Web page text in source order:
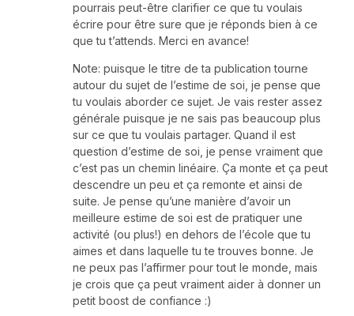
pourrais peut-être clarifier ce que tu voulais
écrire pour être sure que je réponds bien à ce
que tu t’attends. Merci en avance!
Note: puisque le titre de ta publication tourne
autour du sujet de l’estime de soi, je pense que
tu voulais aborder ce sujet. Je vais rester assez
générale puisque je ne sais pas beaucoup plus
sur ce que tu voulais partager. Quand il est
question d’estime de soi, je pense vraiment que
c’est pas un chemin linéaire. Ça monte et ça peut
descendre un peu et ça remonte et ainsi de
suite. Je pense qu’une manière d’avoir un
meilleure estime de soi est de pratiquer une
activité (ou plus!) en dehors de l’école que tu
aimes et dans laquelle tu te trouves bonne. Je
ne peux pas l’affirmer pour tout le monde, mais
je crois que ça peut vraiment aider à donner un
petit boost de confiance :)